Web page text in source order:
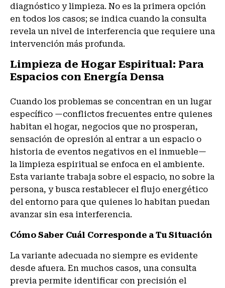
diagnóstico y limpieza. No es la primera opción
en todos los casos; se indica cuando la consulta
revela un nivel de interferencia que requiere una
intervención más profunda.
Limpieza de Hogar Espiritual: Para
Espacios con Energía Densa
Cuando los problemas se concentran en un lugar
específico —conflictos frecuentes entre quienes
habitan el hogar, negocios que no prosperan,
sensación de opresión al entrar a un espacio o
historia de eventos negativos en el inmueble—
la limpieza espiritual se enfoca en el ambiente.
Esta variante trabaja sobre el espacio, no sobre la
persona, y busca restablecer el flujo energético
del entorno para que quienes lo habitan puedan
avanzar sin esa interferencia.
Cómo Saber Cuál Corresponde a Tu Situación
La variante adecuada no siempre es evidente
desde afuera. En muchos casos, una consulta
previa permite identificar con precisión el